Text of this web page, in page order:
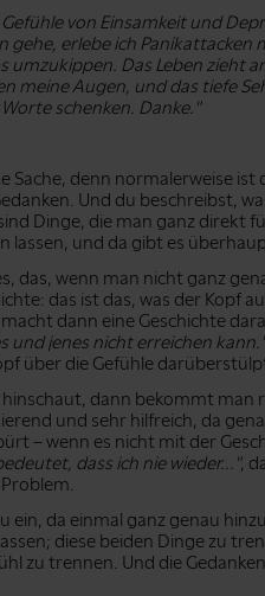
von Einsamkeit und
gehe, erlebe ich
umzukippen. Das Leben zieht
meine Augen, und das tiefe
schenken. Danke."
Sache, denn normalerweise ist
Und du beschreibst,
Dinge, die man ganz direkt
lassen, und da gibt es
das, wenn man nicht ganz
das ist das, was der Kopf
dann eine Geschichte
und jenes nicht erreichen kann."
über die Gefühle
dann bekommt man
und sehr hilfreich, da
– wenn es nicht mit der
dass ich nie wieder...",
ein, da einmal ganz genau
diese beiden Dinge zu
zu trennen. Und die